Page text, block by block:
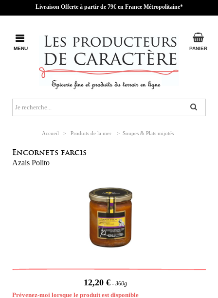
Livraison Offerte à partir de 79€ en France Métropolitaine*
PANIER
MENU
Accueil > Produits de la mer > Soupes & Plats mijotés
Encornets farcis
Azais Polito
12,20 € 360g
Prévenez-moi lorsque le produit est disponible